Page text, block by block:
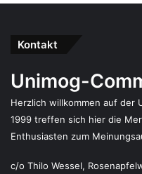
Kontakt
Unimog-
Herzlich willkommen auf der
1999 treffen sich hier die
Enthusiasten zum
c/o Thilo Wessel,